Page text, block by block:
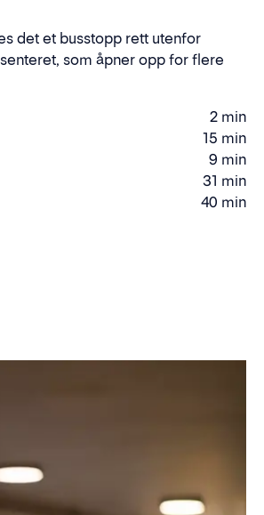
det et busstopp rett utenfor
som åpner opp for flere
2 min
Gåtid
15 min
Gåtid
9 min
Kjøretid
31 min
Kjøretid
40 min
Kjøretid